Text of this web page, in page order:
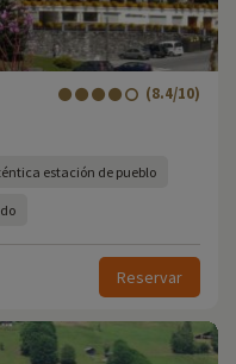
(8.4/10)
estación de pueblo
Reservar